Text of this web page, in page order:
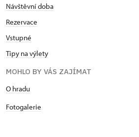
Návštěvní doba
Rezervace
Vstupné
Tipy na výlety
MOHLO BY VÁS ZAJÍMAT
O hradu
Fotogalerie